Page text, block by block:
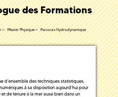
des Formations
Master Physique
Parcours Hydrodynamique
d’ensemble des techniques statistiques,
à sa disposition aujourd’hui pour
de tenure à la mer aussi bien dans un